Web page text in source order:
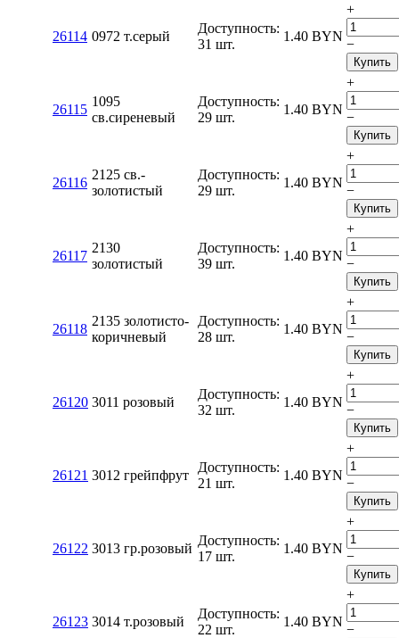
26114 0972 т.серый
Доступность:
31 шт.
1.40 BYN
+
−
Купить
26115
1095
св.сиреневый
Доступность:
29 шт.
1.40 BYN
+
−
Купить
26116
2125 св.-
золотистый
Доступность:
29 шт.
1.40 BYN
+
−
Купить
26117
2130
золотистый
Доступность:
39 шт.
1.40 BYN
+
−
Купить
26118
2135 золотисто-
коричневый
Доступность:
28 шт.
1.40 BYN
+
−
Купить
26120 3011 розовый
Доступность:
32 шт.
1.40 BYN
+
−
Купить
26121 3012 грейпфрут
Доступность:
21 шт.
1.40 BYN
+
−
Купить
26122 3013 гр.розовый
Доступность:
17 шт.
1.40 BYN
+
−
Купить
26123 3014 т.розовый
Доступность:
22 шт.
1.40 BYN
+
−